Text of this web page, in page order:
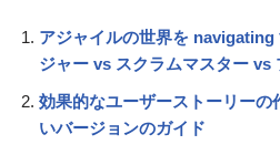
アジャイルの世界を
ジャー vs スクラムマスター vs
効果的なユーザーストーリーの
いバージョンのガイド